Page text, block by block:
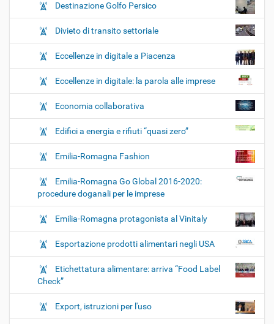
Destinazione Golfo Persico
Divieto di transito settoriale
Eccellenze in digitale a Piacenza
Eccellenze in digitale: la parola alle imprese
Economia collaborativa
Edifici a energia e rifiuti “quasi zero”
Emilia-Romagna Fashion
Emilia-Romagna Go Global 2016-2020:
procedure doganali per le imprese
Emilia-Romagna protagonista al Vinitaly
Esportazione prodotti alimentari negli USA
Etichettatura alimentare: arriva “Food Label
Check”
Export, istruzioni per l'uso